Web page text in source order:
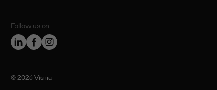
Follow us on
©️ 2026 Visma